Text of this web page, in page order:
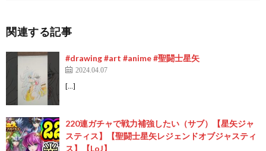
関連する記事
#drawing #art #anime #聖闘士星矢
2024.04.07
[…]
220連ガチャで戦力補強したい（サブ）【星矢ジャ
スティス】【聖闘士星矢レジェンドオブジャスティ
ス】【LoJ】